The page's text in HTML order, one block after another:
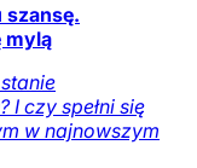
szansę.
mylą
I czy spełni się
w najnowszym